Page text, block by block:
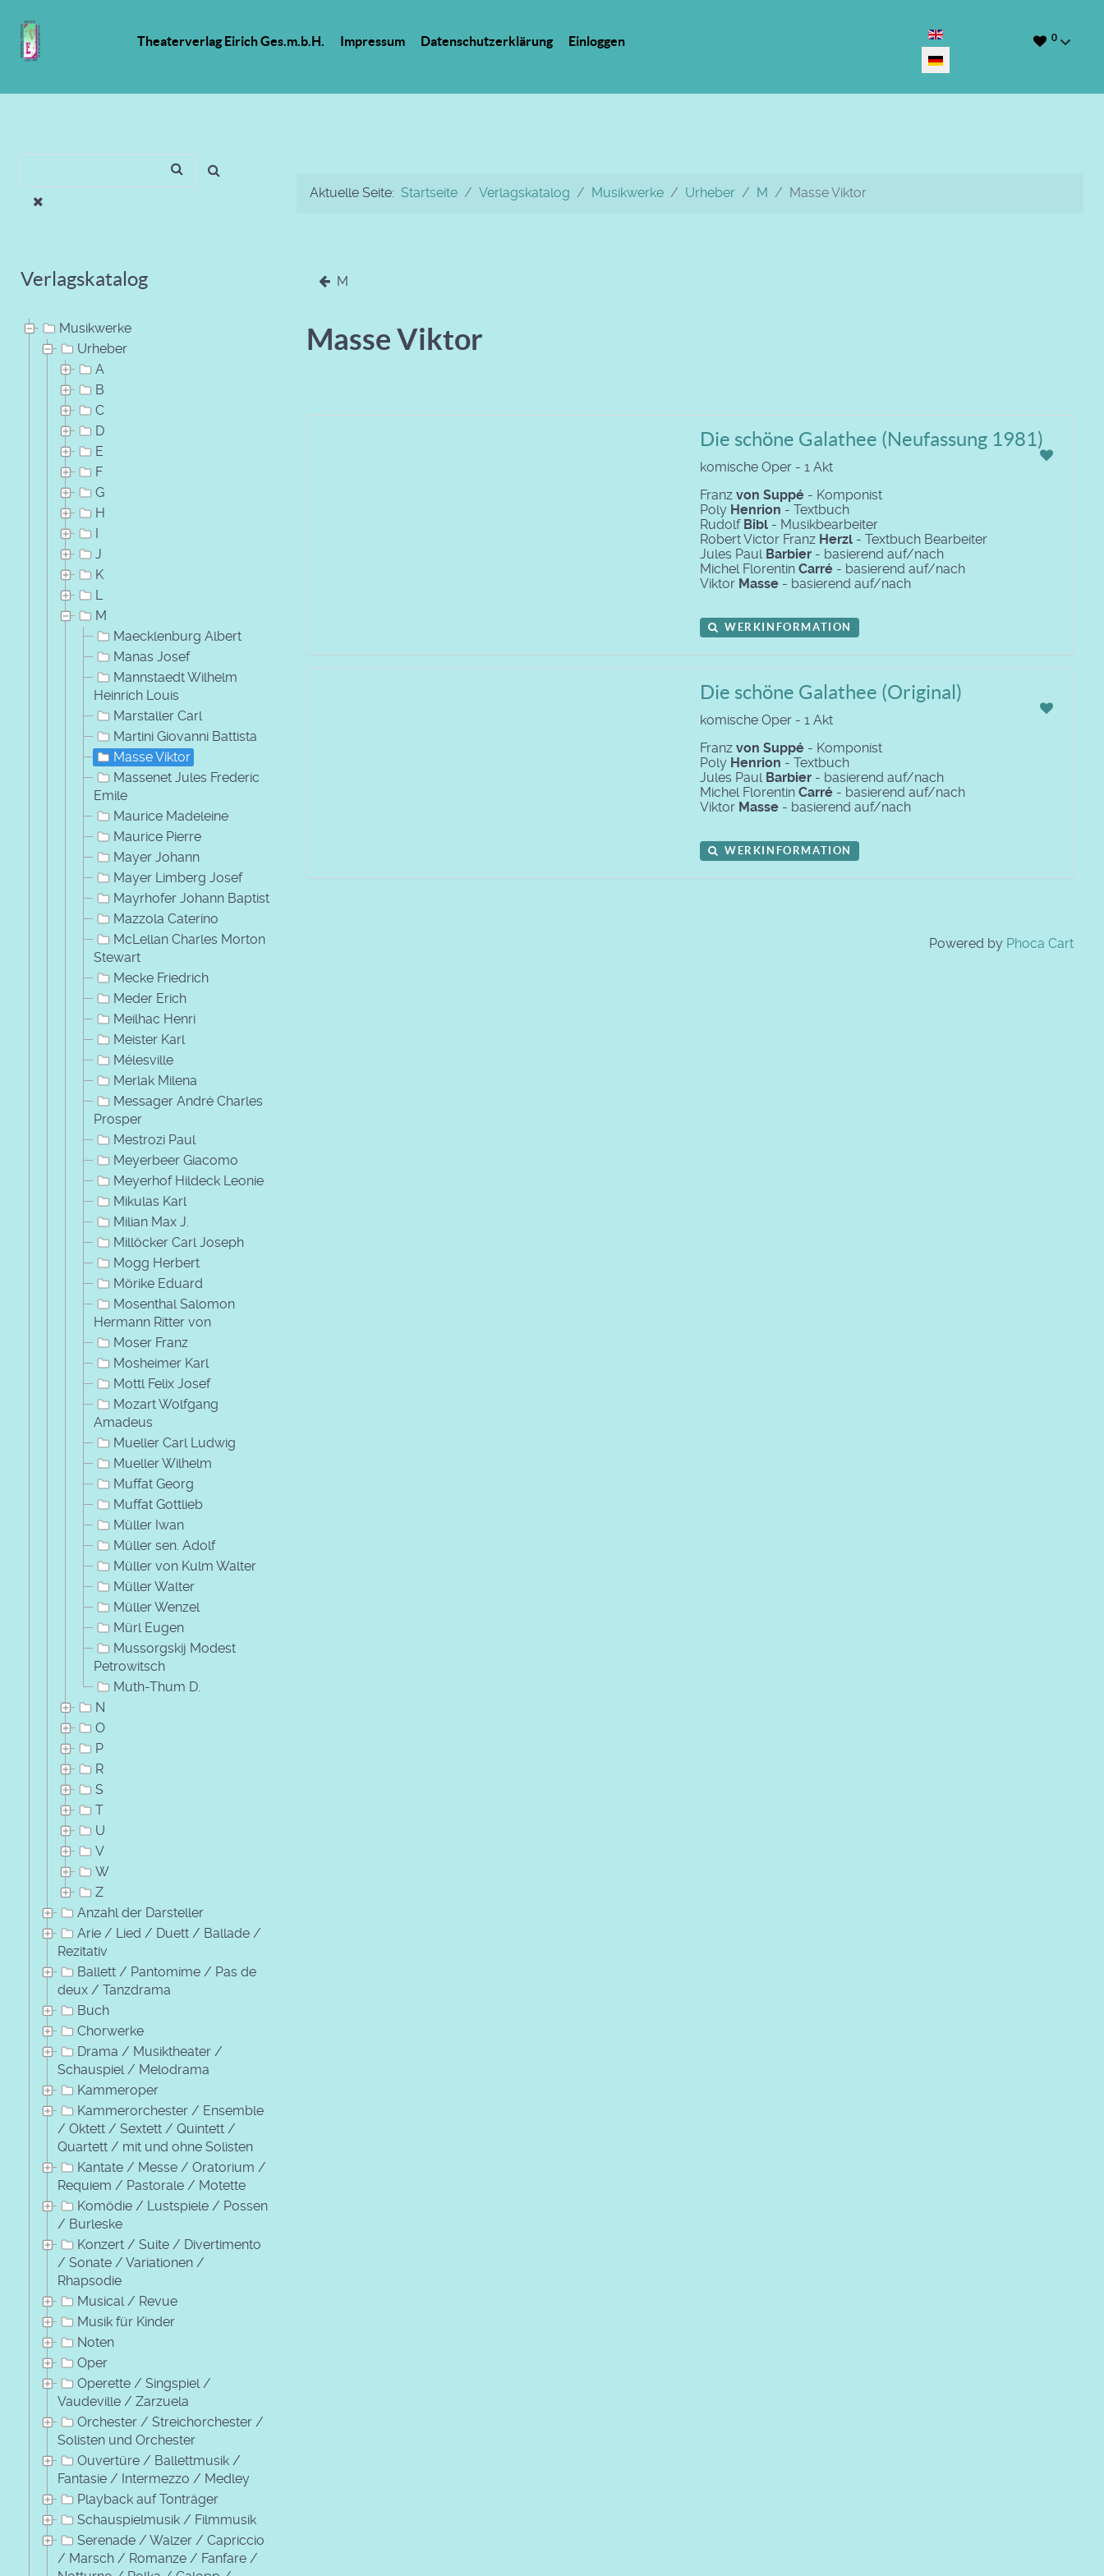
Theaterverlag Eirich Ges.m.b.H. Impressum Datenschutzerklärung Einloggen
Sprache auswählen 0
Verlagskatalog
Musikwerke
Urheber
A
B
C
D
E
F
G
H
I
J
K
L
M
Maecklenburg Albert
Manas Josef
Mannstaedt Wilhelm
Heinrich Louis
Marstaller Carl
Martini Giovanni Battista
Masse Viktor
Massenet Jules Frederic
Emile
Maurice Madeleine
Maurice Pierre
Mayer Johann
Mayer Limberg Josef
Mayrhofer Johann Baptist
Mazzola Caterino
McLellan Charles Morton
Stewart
Mecke Friedrich
Meder Erich
Meilhac Henri
Meister Karl
Mélesville
Merlak Milena
Messager André Charles
Prosper
Mestrozi Paul
Meyerbeer Giacomo
Meyerhof Hildeck Leonie
Mikulas Karl
Milian Max J.
Millöcker Carl Joseph
Mogg Herbert
Mörike Eduard
Mosenthal Salomon
Hermann Ritter von
Moser Franz
Mosheimer Karl
Mottl Felix Josef
Mozart Wolfgang
Amadeus
Mueller Carl Ludwig
Mueller Wilhelm
Muffat Georg
Muffat Gottlieb
Müller Iwan
Müller sen. Adolf
Müller von Kulm Walter
Müller Walter
Müller Wenzel
Mürl Eugen
Mussorgskij Modest
Petrowitsch
Muth-Thum D.
N
O
P
R
S
T
U
V
W
Z
Anzahl der Darsteller
Arie / Lied / Duett / Ballade /
Rezitativ
Ballett / Pantomime / Pas de
deux / Tanzdrama
Buch
Chorwerke
Drama / Musiktheater /
Schauspiel / Melodrama
Kammeroper
Kammerorchester / Ensemble
/ Oktett / Sextett / Quintett /
Quartett / mit und ohne Solisten
Kantate / Messe / Oratorium /
Requiem / Pastorale / Motette
Komödie / Lustspiele / Possen
/ Burleske
Konzert / Suite / Divertimento
/ Sonate / Variationen /
Rhapsodie
Musical / Revue
Musik für Kinder
Noten
Oper
Operette / Singspiel /
Vaudeville / Zarzuela
Orchester / Streichorchester /
Solisten und Orchester
Ouvertüre / Ballettmusik /
Fantasie / Intermezzo / Medley
Playback auf Tonträger
Schauspielmusik / Filmmusik
Serenade / Walzer / Capriccio
/ Marsch / Romanze / Fanfare /
Aktuelle Seite: Startseite Verlagskatalog Musikwerke Urheber M Masse Viktor
M
Masse Viktor
Die schöne Galathee (Neufassung 1981)
komische Oper - 1 Akt
Franz von Suppé - Komponist
Poly Henrion - Textbuch
Rudolf Bibl - Musikbearbeiter
Robert Victor Franz Herzl - Textbuch Bearbeiter
Jules Paul Barbier - basierend auf/nach
Michel Florentin Carré - basierend auf/nach
Viktor Masse - basierend auf/nach
WERKINFORMATION
Die schöne Galathee (Original)
komische Oper - 1 Akt
Franz von Suppé - Komponist
Poly Henrion - Textbuch
Jules Paul Barbier - basierend auf/nach
Michel Florentin Carré - basierend auf/nach
Viktor Masse - basierend auf/nach
WERKINFORMATION
Powered by Phoca Cart